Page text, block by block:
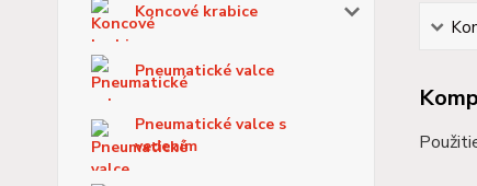
Koncové krabice
Pneumatické valce
Pneumatické valce s
vedením